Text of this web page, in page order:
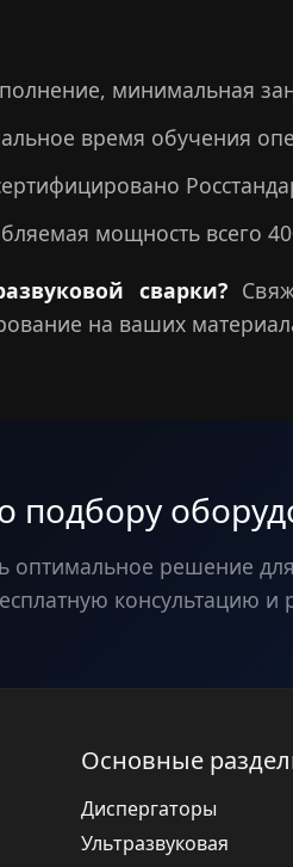
минимальная
время обучения
мощность всего
сварки?
на ваших
подбору
оптимальное решение
консультацию и
Основные
Диспергаторы
Ультразвуковая